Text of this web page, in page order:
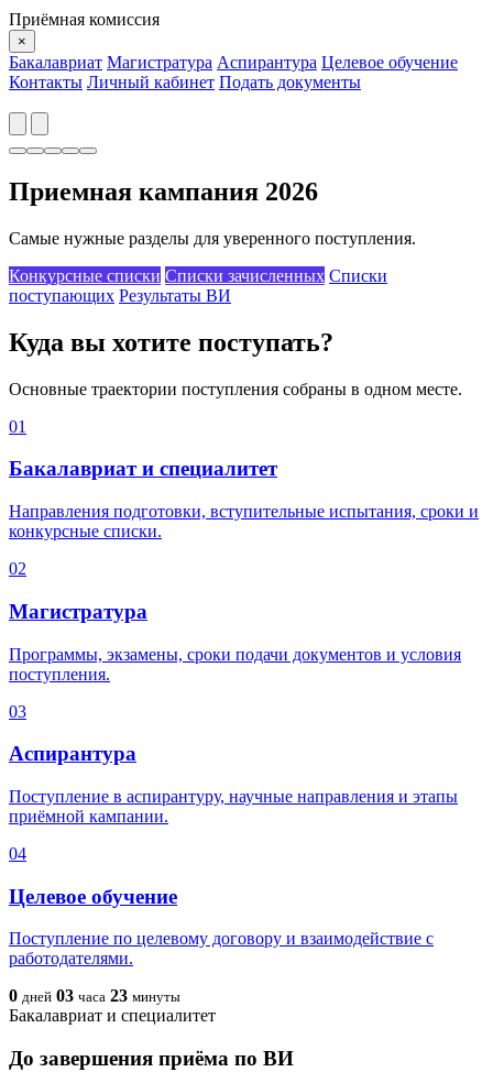
Приёмная комиссия
×
Бакалавриат Магистратура Аспирантура Целевое обучение
Контакты Личный кабинет Подать документы
Приемная кампания 2026
Самые нужные разделы для уверенного поступления.
Конкурсные списки Списки зачисленных Списки
поступающих Результаты ВИ
Куда вы хотите поступать?
Основные траектории поступления собраны в одном месте.
01
Бакалавриат и специалитет
Направления подготовки, вступительные испытания, сроки и
конкурсные списки.
02
Магистратура
Программы, экзамены, сроки подачи документов и условия
поступления.
03
Аспирантура
Поступление в аспирантуру, научные направления и этапы
приёмной кампании.
04
Целевое обучение
Поступление по целевому договору и взаимодействие с
работодателями.
0 дней 03 часа 23 минуты
Бакалавриат и специалитет
До завершения приёма по ВИ